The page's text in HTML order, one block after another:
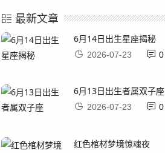
最新文章
6月14日出生星座揭秘
2026-07-23 0
6月13日出生者属双子座
2026-07-23 0
红色棺材梦境惊魂夜